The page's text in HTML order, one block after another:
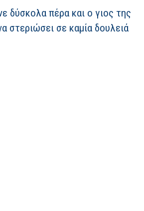
δύσκολα πέρα και ο γιος της
στεριώσει σε καμία δουλειά